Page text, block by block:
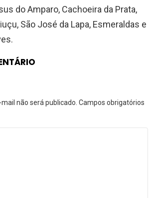
do Amparo, Cachoeira da Prata,
São José da Lapa, Esmeraldas e
não será publicado. Campos obrigatórios